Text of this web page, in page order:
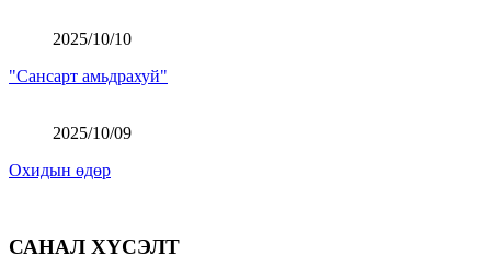
2025/10/10
"Сансарт амьдрахуй"
2025/10/09
Охидын өдөр
САНАЛ ХҮСЭЛТ